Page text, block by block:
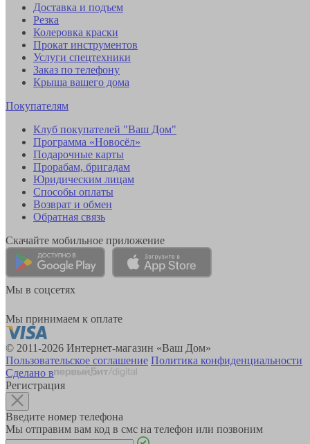
Доставка и подъем
Резка
Колеровка краски
Прокат инструментов
Услуги спецтехники
Заказ по телефону
Крыша вашего дома
Покупателям
Клуб покупателей "Ваш Дом"
Программа «Новосёл»
Подарочные карты
Прорабам, бригадам
Юридическим лицам
Способы оплаты
Возврат и обмен
Обратная связь
Скачайте мобильное приложение
Мы в соцсетях
Мы принимаем к оплате
© 2011-2026 Интернет-магазин «Ваш Дом»
Пользовательское соглашение Политика конфиденциальности
Сделано в
Регистрация
Введите номер телефона
Мы отправим вам код в смс на телефон или позвоним